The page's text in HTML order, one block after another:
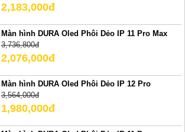
2,183,000đ
Màn hình DURA Oled Phôi Dẻo IP 11 Pro Max
3,736,800đ
2,076,000đ
Màn hình DURA Oled Phôi Dẻo IP 12 Pro
3,564,000đ
1,980,000đ